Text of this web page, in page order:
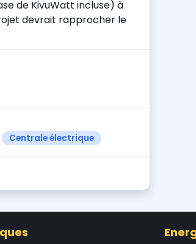
de KivuWatt incluse) à
devrait rapprocher le
Centrale électrique